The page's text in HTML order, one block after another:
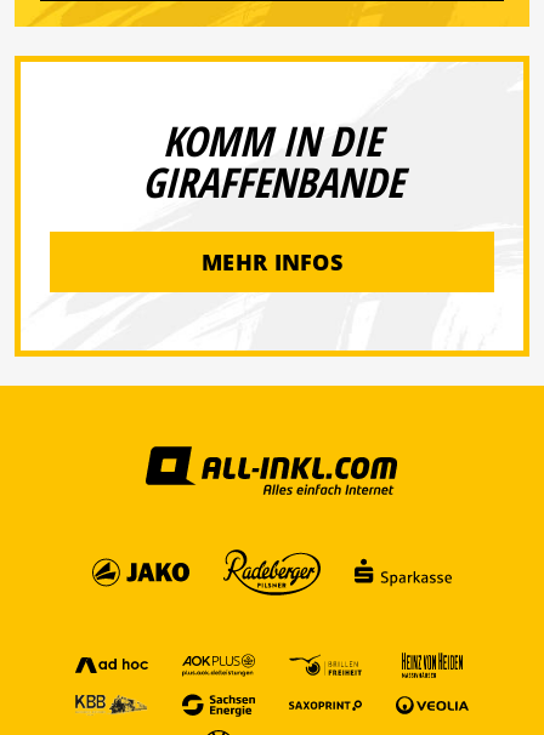
KOMM IN DIE
GIRAFFENBANDE
MEHR INFOS